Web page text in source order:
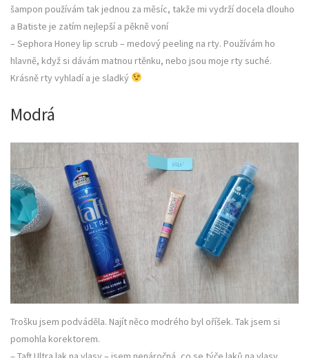
šampon používám tak jednou za měsíc, takže mi vydrží docela dlouho
a Batiste je zatím nejlepší a pěkně voní
– Sephora Honey lip scrub – medový peeling na rty. Používám ho
hlavně, když si dávám matnou rtěnku, nebo jsou moje rty suché.
Krásně rty vyhladí a je sladký
Modrá
Trošku jsem podváděla. Najít něco modrého byl oříšek. Tak jsem si
pomohla korektorem.